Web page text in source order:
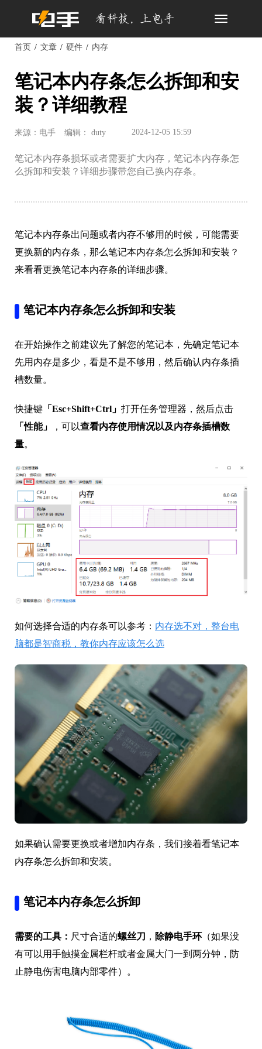
Toggle
首页 文章 硬件 内存
笔记本内存条怎么拆卸和安
装？详细教程
来源：电手 编辑： duty 2024-12-05 15:59
笔记本内存条损坏或者需要扩大内存，笔记本内存条怎
么拆卸和安装？详细步骤带您自己换内存条。
笔记本内存条出问题或者内存不够用的时候，可能需要
更换新的内存条，那么笔记本内存条怎么拆卸和安装？
来看看更换笔记本内存条的详细步骤。
笔记本内存条怎么拆卸和安装
在开始操作之前建议先了解您的笔记本，先确定笔记本
先用内存是多少，看是不是不够用，然后确认内存条插
槽数量。
快捷键 「Esc+Shift+Ctrl」 打开任务管理器，然后点击
「性能」
，可以查看内存使用情况以及内存条插槽数
量。
如何选择合适的内存条可以参考： 内存选不对，整台电
脑都是智商税，教你内存应该怎么选
如果确认需要更换或者增加内存条，我们接着看笔记本
内存条怎么拆卸和安装。
笔记本内存条怎么拆卸
需要的工具： 尺寸合适的螺丝刀 ， 除静电手环 （如果没
有可以用手触摸金属栏杆或者金属大门一到两分钟，防
止静电伤害电脑内部零件）。